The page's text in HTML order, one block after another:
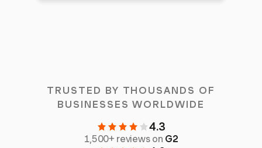
TRUSTED BY THOUSANDS OF
BUSINESSES WORLDWIDE
4.3
1,500+ reviews on G2